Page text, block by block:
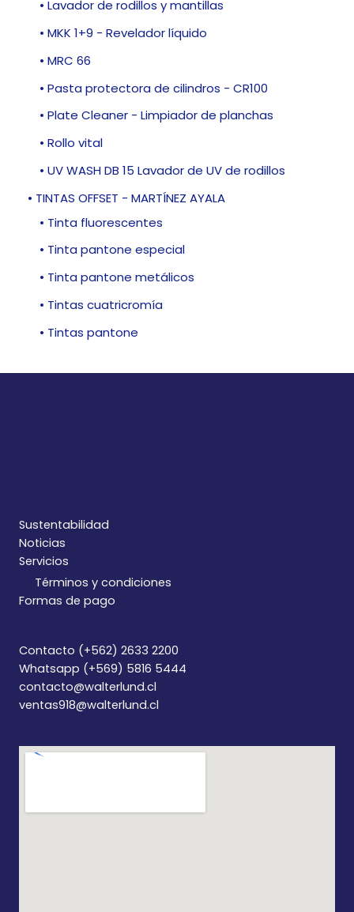
• Lavador de rodillos y mantillas
• MKK 1+9 - Revelador líquido
• MRC 66
• Pasta protectora de cilindros - CR100
• Plate Cleaner - Limpiador de planchas
• Rollo vital
• UV WASH DB 15 Lavador de UV de rodillos
• TINTAS OFFSET - MARTÍNEZ AYALA
• Tinta fluorescentes
• Tinta pantone especial
• Tinta pantone metálicos
• Tintas cuatricromía
• Tintas pantone
Sustentabilidad
Noticias
Servicios
Términos y condiciones
Formas de pago
Contacto (+562) 2633 2200
Whatsapp (+569) 5816 5444
contacto@walterlund.cl
ventas918@walterlund.cl